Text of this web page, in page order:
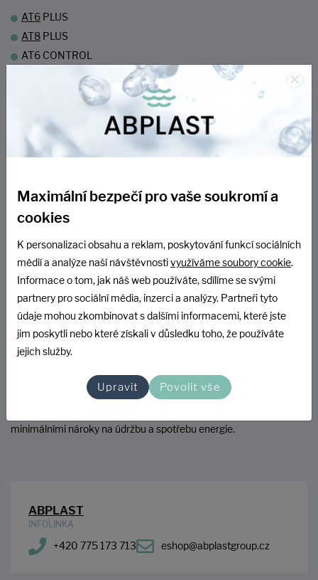
AT6 PLUS
AT8 PLUS
AT6 CONTROL
AT8 CONTROL
Výběrem vhodného modelu můžete zajistit, že vaše ČOV bude
fungovat efektivně i při sezónním užívání chaty či chalupy.
Při rozhodování mezi septikem s filtrem a domovní čistírnou
odpadních vod je důležité zvážit podmínky užívání vaší chaty či
do obecní nebo městské centrální čistírny.
Moderní ČOV AQUATEC PLUS/4G nebo CONTOL, mají vysokou
účinnost čištění a jsou vhodné i pro sezónní užívání. Jsou menší,
levnější na instalaci a umožňují využití přečištěné vody. Při
minimálními nároky na údržbu a spotřebu energie.
ABPLAST
INFOLINKA
+420 775 173 713 eshop@abplastgroup.cz
×
Maximální bezpečí pro vaše soukromí a
cookies
K personalizaci obsahu a reklam, poskytování funkcí sociálních
médií a analýze naší návštěvnostivyužíváme soubory cookie.
Informace o tom, jak náš web používáte, sdílíme se svými
partnery pro sociální média, inzerci a analýzy. Partneři tyto
údaje mohou zkombinovat s dalšími informacemi, které jste
jim poskytli nebo které získali v důsledku toho, že používáte
jejich služby.
Upravit Povolit vše